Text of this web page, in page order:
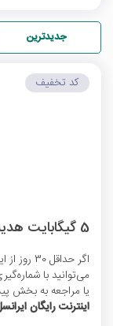
جدیدترین
5 گیگابایت هدیه استفاده مجدد از اینترنت ایرانسل
اگر
یا مراجعه به بخش
اینترنت رایگان
کد تخفیف